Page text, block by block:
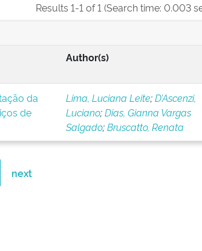
Results 1-1 of 1 (Search time: 0.003
Author(s)
da
de
Lima, Luciana Leite;D’Ascenzi,
Luciano;Dias, Gianna Vargas
Salgado;Bruscatto, Renata
next